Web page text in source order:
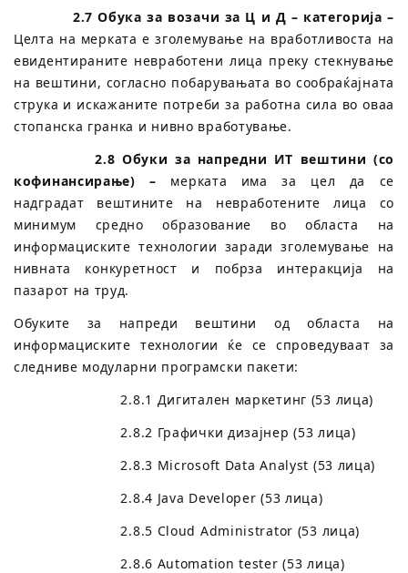
2.7 Обука за возачи за Ц и Д – категорија –
Целта на мерката е зголемување на вработливоста на
евидентираните невработени лица преку стекнување
на вештини, согласно побарувањата во сообраќајната
струка и искажаните потреби за работна сила во оваа
стопанска гранка и нивно вработување.
2.8 Oбуки за напредни ИТ вештини (со
кофинансирање) – мерката има за цел да се
надградат вештините на невработените лица со
минимум средно образование во областа на
информациските технологии заради зголемување на
нивната конкуретност и побрза интеракција на
пазарот на труд.
Обуките за напреди вештини од областа на
информациските технологии ќе се спроведуваат за
следниве модуларни програмски пакети:
2.8.1 Дигитален маркетинг (53 лица)
2.8.2 Графички дизајнер (53 лица)
2.8.3 Microsoft Data Analyst (53 лица)
2.8.4 Java Developer (53 лица)
2.8.5 Cloud Administrator (53 лица)
2.8.6 Automation tester (53 лица)